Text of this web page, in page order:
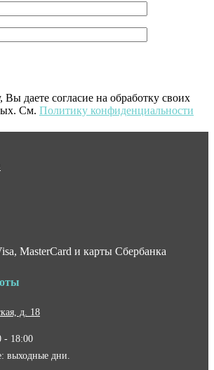
даете согласие на обработку своих
См. Политику конфиденциальности
д. 18
- 18:00
выходные дни.